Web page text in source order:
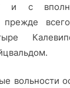
и с
вольности